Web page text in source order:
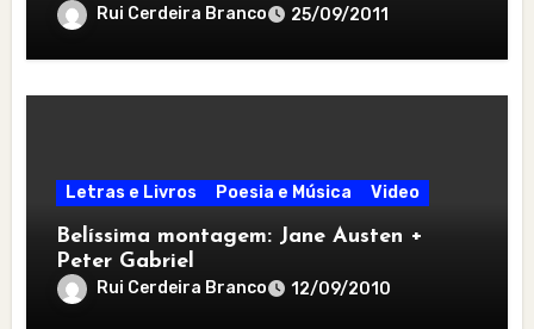
Rui Cerdeira Branco 25/09/2011
Letras e Livros Poesia e Música Video
Belíssima montagem: Jane Austen +
Peter Gabriel
Rui Cerdeira Branco 12/09/2010